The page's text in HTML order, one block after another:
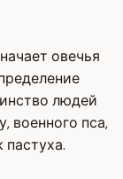
овечья
людей
военного пса,